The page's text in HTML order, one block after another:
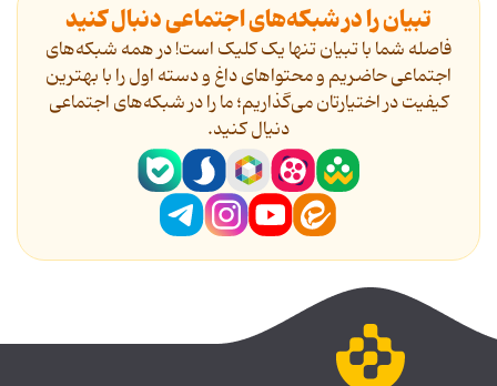
تبیان را در شبکه‌های اجتماعی دنبال کنید
فاصله شما با تبیان تنها یک کلیک است! در همه شبکه‌های
اجتماعی حاضریم و محتواهای داغ و دسته اول را با بهترین
کیفیت در اختیارتان می‌گذاریم؛ ما را در شبکه‌های اجتماعی
دنیال کنید.